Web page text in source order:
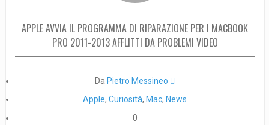
APPLE AVVIA IL PROGRAMMA DI RIPARAZIONE PER I MACBOOK
PRO 2011-2013 AFFLITTI DA PROBLEMI VIDEO
Da Pietro Messineo 
Apple,Curiosità, Mac, News
0